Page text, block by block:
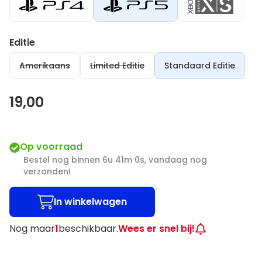
Editie
Amerikaans Limited Editie Standaard Editie
19,00
Op voorraad
Bestel nog binnen 6u 40m 59s, vandaag nog
verzonden!
In winkelwagen
Nog maar1beschikbaar.Wees er snel bij!